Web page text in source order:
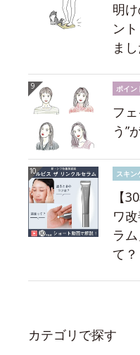
明
ン
まし
ポイン
フ
う”
スキン
【
ワ
ラ
て？
カテゴリで探す